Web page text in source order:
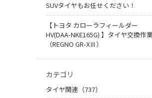
SUVタイヤもお任せください！
【トヨタ カローラフィールダー
HV(DAA-NKE165G) 】タイヤ交換作
（REGNO GR-XⅢ）
カテゴリ
タイヤ関連（737）